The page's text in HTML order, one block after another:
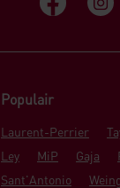
Populair
Laurent-Perrier
Ley
MiP Gaja
Sant'Antonio